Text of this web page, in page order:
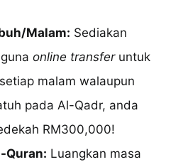
Malam: Sediakan
online transferuntuk
malam walaupun
pada Al-Qadr, anda
RM300,000!
Quran: Luangkan masa